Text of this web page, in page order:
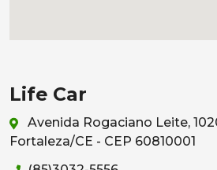
Life Car
Avenida Rogaciano Leite,
Fortaleza/CE - CEP 60810001